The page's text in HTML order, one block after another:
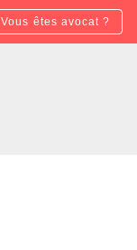
Vous êtes avocat ?